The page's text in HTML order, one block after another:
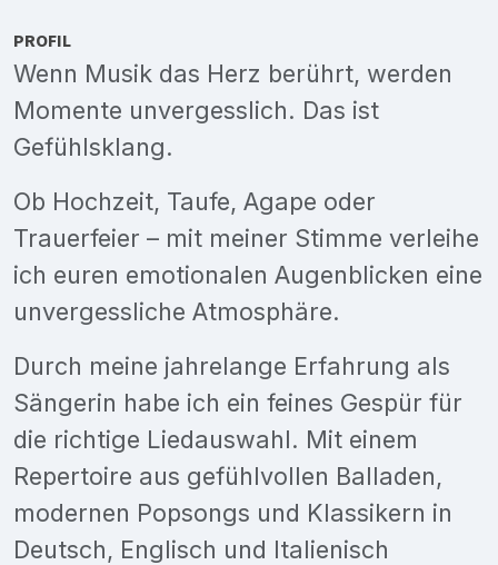
PROFIL
Wenn Musik das Herz berührt, werden
Momente unvergesslich. Das ist
Gefühlsklang.
Ob Hochzeit, Taufe, Agape oder
Trauerfeier – mit meiner Stimme verleihe
ich euren emotionalen Augenblicken eine
unvergessliche Atmosphäre.
Durch meine jahrelange Erfahrung als
Sängerin habe ich ein feines Gespür für
die richtige Liedauswahl. Mit einem
Repertoire aus gefühlvollen Balladen,
modernen Popsongs und Klassikern in
Deutsch, Englisch und Italienisch